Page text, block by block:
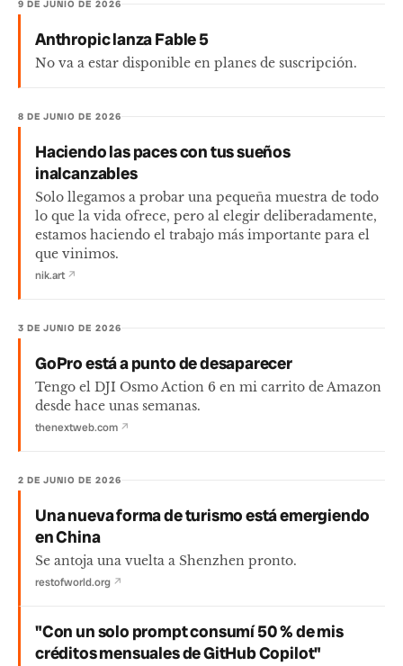
9 DE JUNIO DE 2026
Anthropic lanza Fable 5
No va a estar disponible en planes de suscripción.
8 DE JUNIO DE 2026
Haciendo las paces con tus sueños
inalcanzables
Solo llegamos a probar una pequeña muestra de todo
lo que la vida ofrece, pero al elegir deliberadamente,
estamos haciendo el trabajo más importante para el
que vinimos.
nik.art ↗
3 DE JUNIO DE 2026
GoPro está a punto de desaparecer
Tengo el DJI Osmo Action 6 en mi carrito de Amazon
desde hace unas semanas.
thenextweb.com ↗
2 DE JUNIO DE 2026
Una nueva forma de turismo está emergiendo
en China
Se antoja una vuelta a Shenzhen pronto.
restofworld.org ↗
"Con un solo prompt consumí 50 % de mis
créditos mensuales de GitHub Copilot"